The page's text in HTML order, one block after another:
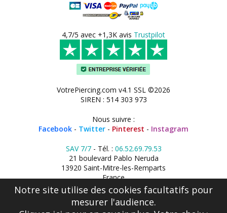
4,7/5 avec +1,3K avis Trustpilot
VotrePiercing.com v4.1 SSL ©2026
SIREN : 514 303 973
Nous suivre :
Facebook - Twitter - Pinterest - Instagram
SAV 7/7- Tél. : 06.52.69.79.53
21 boulevard Pablo Neruda
13920 Saint-Mitre-les-Remparts
France
Notre site utilise des cookies facultatifs pour
mesurer l'audience.